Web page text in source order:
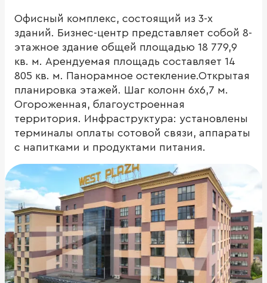
Офисный комплекс, состоящий из 3-х
зданий. Бизнес-центр представляет собой 8-
этажное здание общей площадью 18 779,9
кв. м. Арендуемая площадь составляет 14
805 кв. м. Панорамное остекление.Открытая
планировка этажей. Шаг колонн 6х6,7 м.
Огороженная, благоустроенная
территория. Инфраструктура: установлены
терминалы оплаты сотовой связи, аппараты
с напитками и продуктами питания.